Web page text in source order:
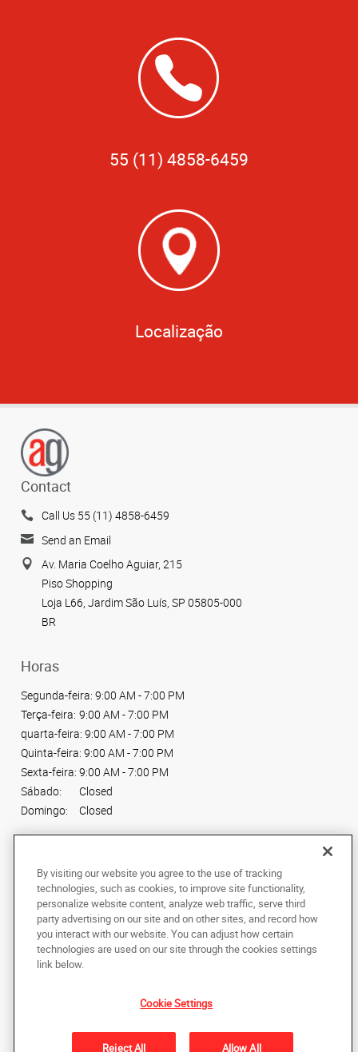
55 (11) 4858-6459
Localização
Contact
Call Us 55 (11) 4858-6459
Send an Email
Av. Maria Coelho Aguiar, 215
Piso Shopping
Loja L66, Jardim São Luís, SP 05805-000
BR
Horas
Segunda-feira: 9:00 AM - 7:00 PM
Terça-feira: 9:00 AM - 7:00 PM
quarta-feira: 9:00 AM - 7:00 PM
Quinta-feira: 9:00 AM - 7:00 PM
Sexta-feira: 9:00 AM - 7:00 PM
Sábado:
Closed
Domingo:
Closed
Copyright © 2024 AlphaGraphics Printshops do Brasil. Todos os direitos
reservados.
Av. Maria Coelho Aguiar, 215, Piso Shopping
Back to Top
By visiting our website you agree to the use of tracking
technologies, such as cookies, to improve site functionality,
personalize website content, analyze web traffic, serve third
party advertising on our site and on other sites, and record how
you interact with our website. You can adjust how certain
technologies are used on our site through the cookies settings
link below.
Cookie Settings
Reject All Allow All